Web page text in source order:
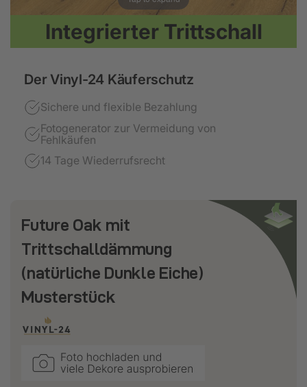
Integrierter Trittschall
Der Vinyl-24 Käuferschutz
Sichere und flexible Bezahlung
Fotogenerator zur Vermeidung von
Fehlkäufen
14 Tage Wiederrufsrecht
Future Oak mit
Trittschalldämmung
(natürliche Dunkle Eiche)
Musterstück